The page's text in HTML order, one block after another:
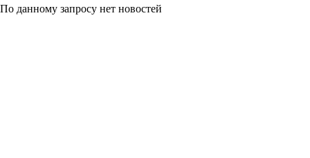
По данному запросу нет новостей